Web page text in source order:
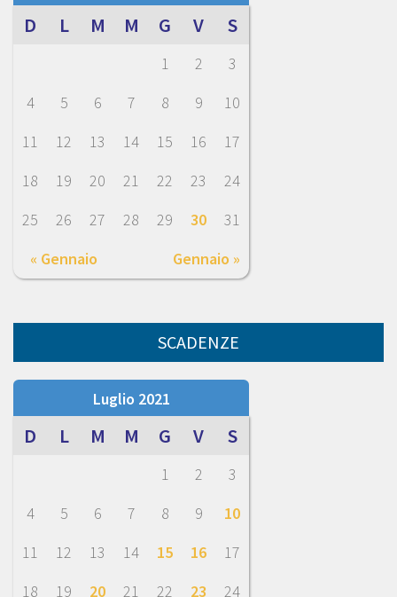
D L M M G V S
« Gennaio Gennaio »
1 2
3
4
5 6 7 8 9
10
11
12 13 14 15 16
17
18
19 20 21 22 23
24
25
26 27 28 29 30 31
SCADENZE
Luglio 2021
D L M M G V S
1 2
3
4
5 6 7 8 9
10
11
12 13 14 15 16
17
18
19 20 21 22 23
24